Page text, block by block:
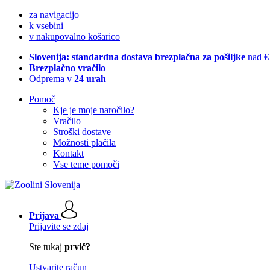
za navigacijo
k vsebini
v nakupovalno košarico
Slovenija: standardna dostava brezplačna za pošiljke nad
Brezplačno vračilo
Odprema v 24 urah
Pomoč
Kje je moje naročilo?
Vračilo
Stroški dostave
Možnosti plačila
Kontakt
Vse teme pomoči
Prijava
Prijavite se zdaj
Ste tukaj prvič?
Ustvarite račun